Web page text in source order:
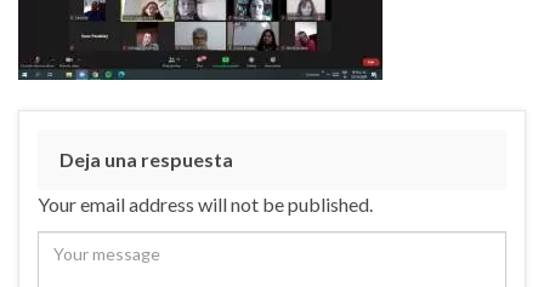
Deja una respuesta
Your email address will not be published.